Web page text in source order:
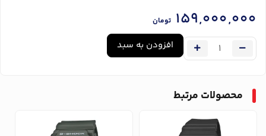
159,000,000 تومان
افزودن به سبد
محصولات مرتبط